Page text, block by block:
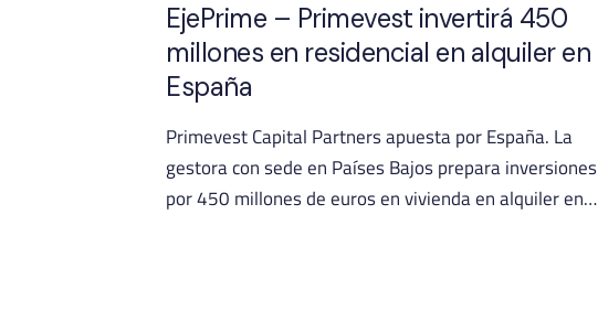
EjePrime – Primevest invertirá 450
millones en residencial en alquiler en
España
Primevest Capital Partners apuesta por España. La
gestora con sede en Países Bajos prepara inversiones
por 450 millones de euros en vivienda en alquiler en…